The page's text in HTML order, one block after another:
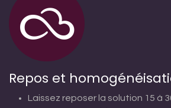
Repos et
Laissez reposer la solution 15 à